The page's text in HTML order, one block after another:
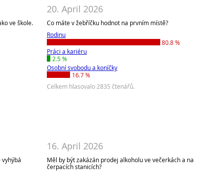
ve škole.
20. April 2026
Co máte v žebříčku hodnot na prvním místě?
Rodinu
80.8 %
Práci a kariéru
2.5 %
Osobní svobodu a koníčky
16.7 %
Celkem hlasovalo 2835 čtenářů.
16. April 2026
Měl by být zakázán prodej alkoholu ve večerkách a na
čerpacích stanicích?